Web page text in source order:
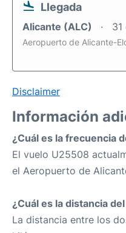
Llegada
Alicante (ALC)
Aeropuerto de Alicante-
Disclaimer
Información
¿Cuál es la frecuencia
El vuelo U25508
el Aeropuerto de
¿Cuál es la distancia
La distancia entre los